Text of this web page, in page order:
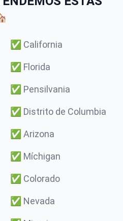
✅ California
✅ Florida
✅ Pensilvania
✅ Distrito de Columbia
✅ Arizona
✅ Míchigan
✅ Colorado
✅ Nevada